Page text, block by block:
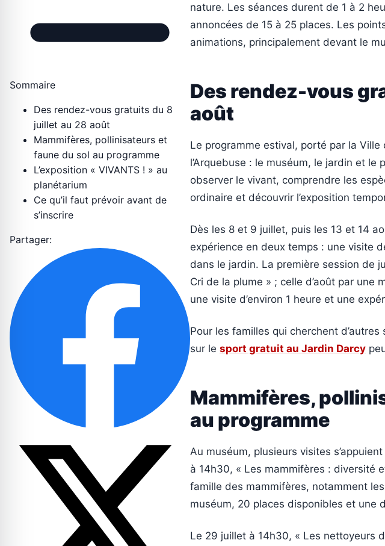
Sommaire
Des rendez-vous gratuits du 8
juillet au 28 août
Mammifères, pollinisateurs et
faune du sol au programme
L’exposition « VIVANTS ! » au
planétarium
Ce qu’il faut prévoir avant de
s’inscrire
Partager:
nature. Les séances durent de 1 à 2
annoncées de 15 à 25 places. Les
animations, principalement devant le
Des rendez-vous
août
Le programme estival, porté par la
l’Arquebuse : le muséum, le jardin et
observer le vivant, comprendre les
ordinaire et découvrir l’exposition
Dès les 8 et 9 juillet, puis les 13 et 14
expérience en deux temps : une visite
dans le jardin. La première session de
Cri de la plume » ; celle d’août par
une visite d’environ 1 heure et une
Pour les familles qui cherchent
sur le sport gratuit au Jardin Darcy
Mammifères,
au programme
Au muséum, plusieurs visites
à 14h30, « Les mammifères : diversité
famille des mammifères, notamment
muséum, 20 places disponibles et une
Le 29 juillet à 14h30, « Les nettoyeurs